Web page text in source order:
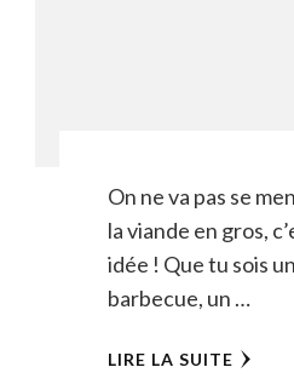
On ne va pas se
la viande en gros,
idée ! Que tu sois
barbecue, un …
LIRE LA SUITE